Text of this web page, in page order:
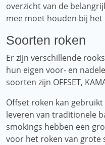
overzicht van de
mee moet houden bij het
Soorten roken
Er zijn verschillende
hun eigen voor- en
soorten zijn OFFSET,
Offset roken kan
leveren van traditionele
smokings hebben een
voor het roken van grote